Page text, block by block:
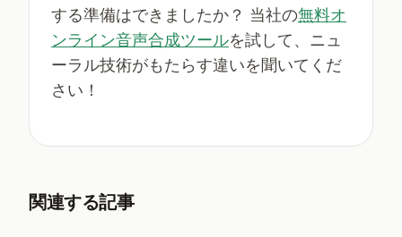
する準備はできましたか？ 当社の無料オ
ンライン音声合成ツールを試して、ニュ
ーラル技術がもたらす違いを聞いてくだ
さい！
関連する記事